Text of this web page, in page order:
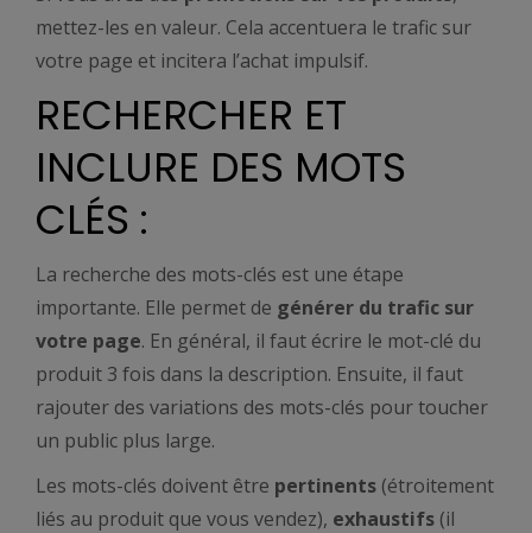
mettez-les en valeur. Cela accentuera le trafic sur
votre page et incitera l’achat impulsif.
RECHERCHER ET
INCLURE DES MOTS
CLÉS :
La recherche des mots-clés est une étape
importante. Elle permet de générer du trafic sur
votre page. En général, il faut écrire le mot-clé du
produit 3 fois dans la description. Ensuite, il faut
rajouter des variations des mots-clés pour toucher
un public plus large.
Les mots-clés doivent être pertinents (étroitement
liés au produit que vous vendez), exhaustifs (il